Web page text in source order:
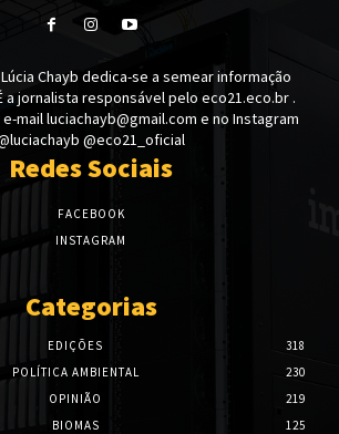
Chayb dedica-se a semear informação
a jornalista responsável pelo eco21.eco.br .
mail luciachayb@gmail.com e no Instagram
@eco21_oficial
Redes Sociais
FACEBOOK
INSTAGRAM
Categorias
EDIÇÕES
318
POLÍTICA AMBIENTAL
230
OPINIÃO
219
BIOMAS
125